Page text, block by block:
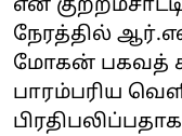
என
நேரத்தில்
மோகன் பகவத்
பாரம்பரிய